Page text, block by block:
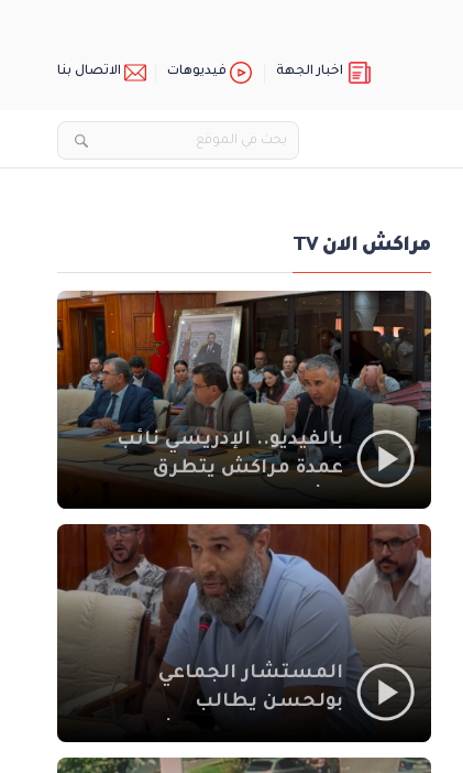
اخبار الجهة فيديوهات الاتصال بنا
مراكش الان TV
بالفيديو.. الإدريسي نائب
عمدة مراكش يتطرق
الاجتماعي في نقل
المحطة الطرقية إلى
العزوزية
المستشار الجماعي
بولحسن يطالب
أشغال شارع علال